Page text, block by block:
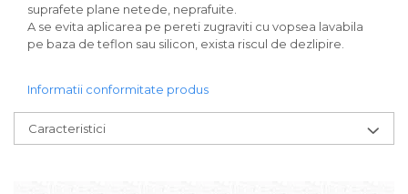
suprafete plane netede, neprafuite.
A se evita aplicarea pe pereti zugraviti cu vopsea lavabila
pe baza de teflon sau silicon, exista riscul de dezlipire.
Informatii conformitate produs
Caracteristici